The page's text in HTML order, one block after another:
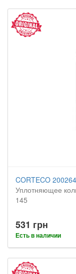
CORTECO
Уплотняющее
145
531 грн
Есть в наличии